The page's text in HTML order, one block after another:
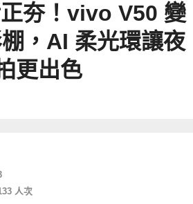
夯！vivo V50 變
，AI 柔光環讓夜
更出色
人次